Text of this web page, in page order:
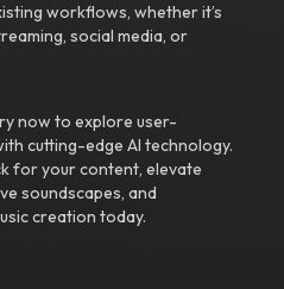
workflows, whether it’s
social media, or
now to explore user-
cutting-edge AI technology.
for your content, elevate
soundscapes, and
creation today.